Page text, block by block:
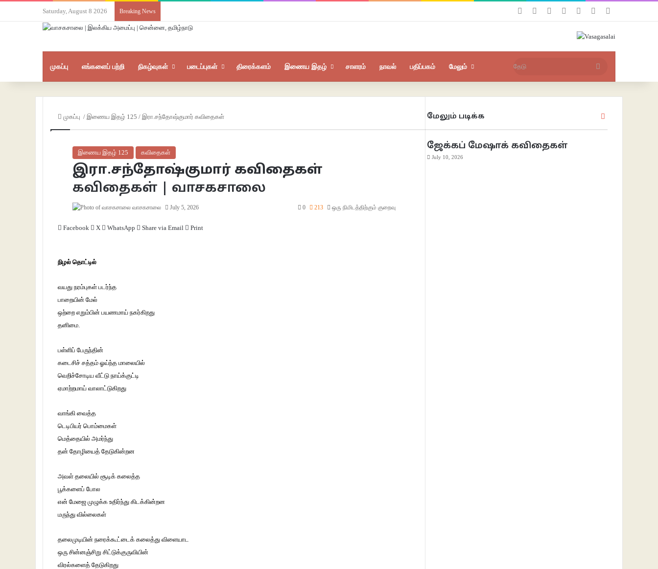
Saturday, August 8 2026 Breaking News Facebook YouTubeInstagramபுகுபதிகைசீரற்ற பதிவுகள்
முகப்பு எங்களைப் பற்றி நிகழ்வுகள் படைப்புகள் திரைக்களம் இணைய இதழ் சாளரம் நாவல் பதிப்பகம் மேலும் தேடு
முகப்பு / இணைய இதழ் 125 / இரா.சந்தோஷ்குமார் கவிதைகள்
இணைய இதழ் 125 கவிதைகள்
இரா.சந்தோஷ்குமார் கவிதைகள்
கவிதைகள் | வாசகசாலை
வாசகசாலை July 5, 2026 0 213 ஒரு நிமிடத்திற்கும் குறைவு
Facebook X WhatsApp Share via Email Print
நிழல் தொட்டில்
வயது நரம்புகள் படர்ந்த
பாறையின் மேல்
ஒற்றை எறும்பின் பயணமாய் நகர்கிறது
தனிமை.
பள்ளிப் பேருந்தின்
கடைசிச் சத்தம் ஓய்ந்த மாலையில்
வெறிச்சோடிய வீட்டு நாய்க்குட்டி
ஏமாற்றமாய் வாலாட்டுகிறது
வாங்கி வைத்த
டெடிபியர் பொம்மைகள்
மெத்தையில் அமர்ந்து
தன் தோழியைத் தேடுகின்றன
அவள் தலையில் சூடிக் கலைத்த
பூக்களைப் போல
என் மேஜை முழுக்க உதிர்ந்து கிடக்கின்றன
மருந்து வில்லைகள்
தலைமுடியின் நரைக்கூட்டைக் கலைத்து விளையாட
ஒரு சின்னஞ்சிறு சிட்டுக்குருவியின்
விரல்களைத் தேடுகிறது
மேலும் படிக்க Close
ஜேக்கப் மேஷாக் கவிதைகள்
July 10, 2026